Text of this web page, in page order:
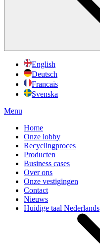
English
Deutsch
Francais
Svenska
Menu
Home
Onze lobby
Recyclingproces
Producten
Business cases
Over ons
Onze vestigingen
Contact
Nieuws
Huidige taal Nederlands